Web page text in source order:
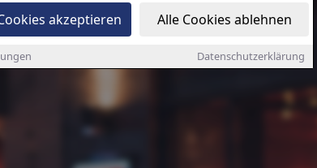
akzeptieren Alle Cookies ablehnen
Datenschutzerklärung